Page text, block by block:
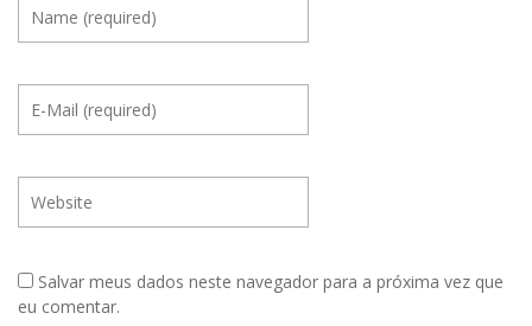
Salvar meus dados neste navegador para a próxima vez que
eu comentar.